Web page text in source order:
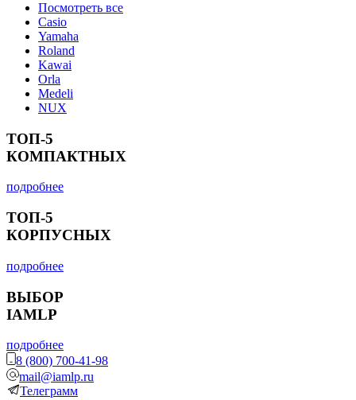
Посмотреть все
Casio
Yamaha
Roland
Kawai
Orla
Medeli
NUX
ТОП-5
КОМПАКТНЫХ
подробнее
ТОП-5
КОРПУСНЫХ
подробнее
ВЫБОР
IAMLP
подробнее
8 (800) 700-41-98
mail@iamlp.ru
Телеграмм